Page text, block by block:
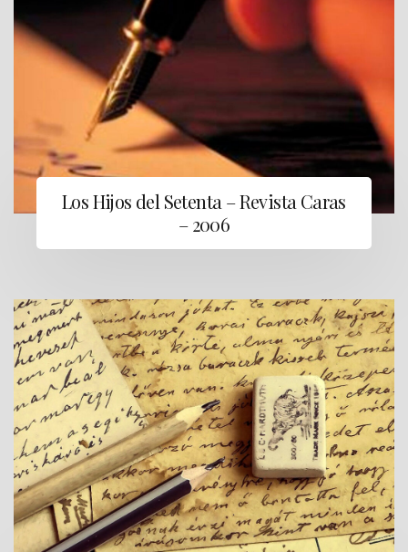
Los Hijos del Setenta – Revista Caras
– 2006